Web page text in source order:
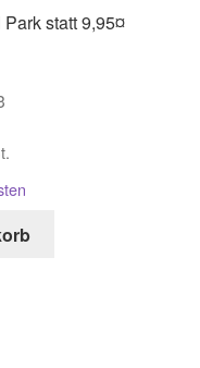
statt 9,95¤